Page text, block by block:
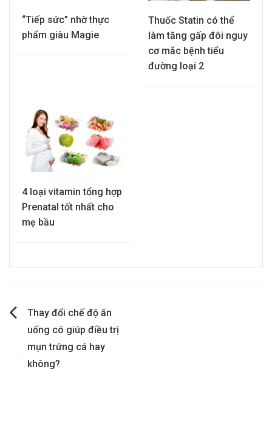
“Tiếp sức” nhờ thực
phẩm giàu Magie
Thuốc Statin có thể
làm tăng gấp đôi nguy
cơ mắc bệnh tiểu
đường loại 2
4 loại vitamin tổng hợp
Prenatal tốt nhất cho
mẹ bầu
Post
navigation
Thay đổi chế độ ăn
uống có giúp điều trị
mụn trứng cá hay
không?